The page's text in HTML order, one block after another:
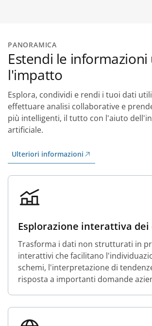
PANORAMICA
Estendi le informazioni
l'impatto
Esplora, condividi e rendi i tuoi dati
effettuare analisi collaborative e
più intelligenti, il tutto con l'aiuto
artificiale.
Ulteriori informazioni
Esplorazione interattiva dei
Trasforma i dati non strutturati in
interattivi che facilitano
schemi, l'interpretazione di
risposta a importanti domande